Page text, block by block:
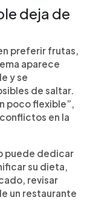
deja de
preferir frutas,
aparece
y se
de saltar.
poco flexible”,
en la
puede dedicar
su dieta,
revisar
un restaurante